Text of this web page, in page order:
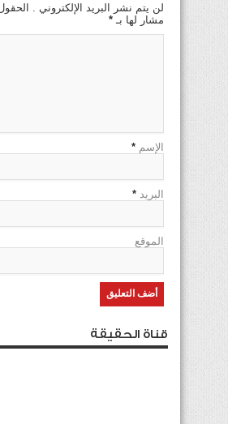
لن يتم نشر البريد الإلكتروني .
مشار لها بـ *
الإسم *
البريد *
الموقع
قناة الحقيقة